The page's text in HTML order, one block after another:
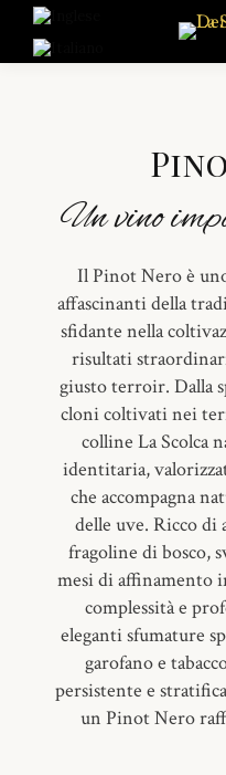
Un vino
Il Pinot Nero è
affascinanti della
sfidante nella
risultati
giusto terroir. Dalla
cloni coltivati nei
colline La Scolca
identitaria,
che accompagna
delle uve. Ricco di
fragoline di bosco,
mesi di affinamento
complessità e
eleganti sfumature
garofano e
persistente e
un Pinot Nero